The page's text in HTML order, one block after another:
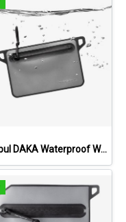
Magpul DAKA Waterproof Window Pouch, Large